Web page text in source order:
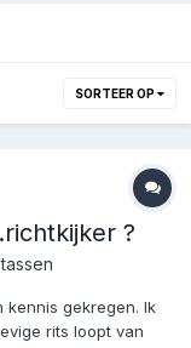
SORTEER OP
?
kennis gekregen. Ik
rits loopt van